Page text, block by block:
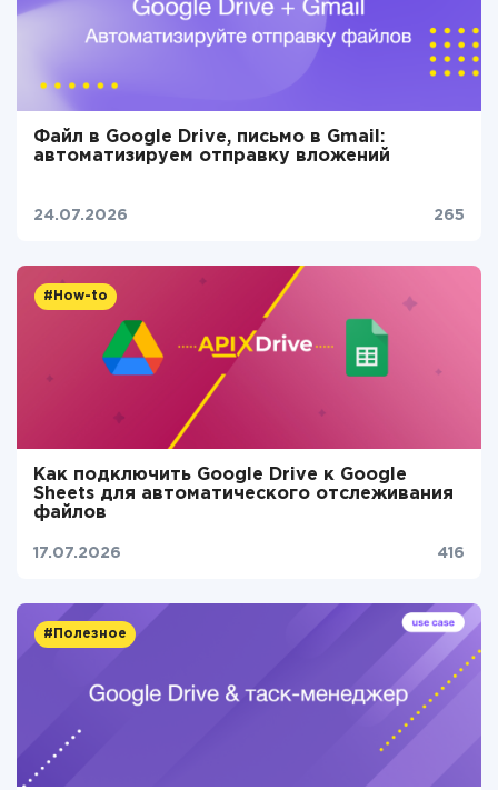
Файл в Google Drive, письмо в Gmail:
автоматизируем отправку вложений
24.07.2026 265
#How-to
Как подключить Google Drive к Google
Sheets для автоматического отслеживания
файлов
17.07.2026 416
#Полезное